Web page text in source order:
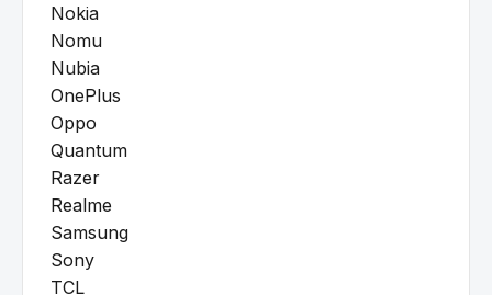
Nokia
Nomu
Nubia
OnePlus
Oppo
Quantum
Razer
Realme
Samsung
Sony
TCL